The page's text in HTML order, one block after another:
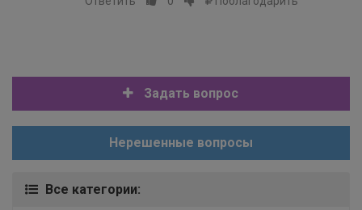
Задать вопрос
Нерешенные вопросы
Все категории: